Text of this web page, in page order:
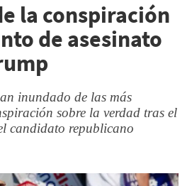
la conspiración
de asesinato
inundado de las más
sobre la verdad tras el
candidato republicano